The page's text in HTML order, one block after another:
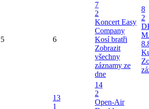
5 6
7
2
Koncert Easy
Company
Kosí bratři
Zobrazit
všechny
záznamy ze
dne
8
2
13
1
14
2
Open-Air